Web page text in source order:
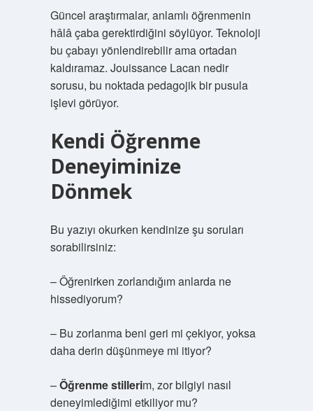
Güncel araştırmalar, anlamlı öğrenmenin
hâlâ çaba gerektirdiğini söylüyor. Teknoloji
bu çabayı yönlendirebilir ama ortadan
kaldıramaz. Jouissance Lacan nedir
sorusu, bu noktada pedagojik bir pusula
işlevi görüyor.
Kendi Öğrenme
Deneyiminize
Dönmek
Bu yazıyı okurken kendinize şu soruları
sorabilirsiniz:
– Öğrenirken zorlandığım anlarda ne
hissediyorum?
– Bu zorlanma beni geri mi çekiyor, yoksa
daha derin düşünmeye mi itiyor?
–Öğrenme stillerim, zor bilgiyi nasıl
deneyimlediğimi etkiliyor mu?